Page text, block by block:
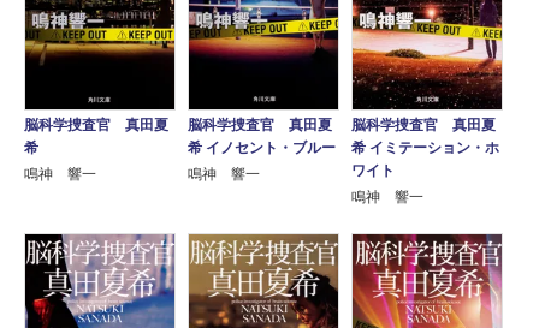
脳科学捜査官 真田夏
希
鳴神 響一
脳科学捜査官 真田夏
希 イノセント・ブルー
鳴神 響一
脳科学捜査官 真田夏
希 イミテーション・ホ
ワイト
鳴神 響一